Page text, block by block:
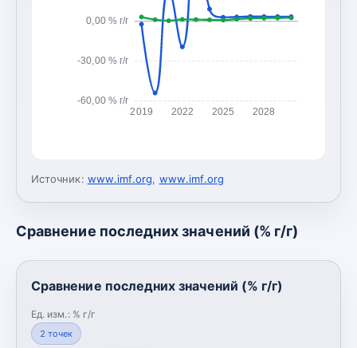
-60,00 % г/г
-30,00 % г/г
0,00 % г/г
2019 2022 2025 2028
Источник: www.imf.org, www.imf.org
Сравнение последних значений (% г/г)
Сравнение последних значений (% г/г)
Ед. изм.: % г/г
2 точек